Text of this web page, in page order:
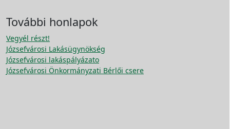
További honlapok
Vegyél részt!
Józsefvárosi Lakásügynökség
Józsefvárosi lakáspályázato
Józsefvárosi Önkormányzati Bérlői csere